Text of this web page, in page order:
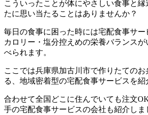
こういったことが体にやさしい食事と
たに思い当たることはありませんか？
毎日の食事に困った時には宅配食事サ
カロリー・塩分控えめの栄養バランス
べられます。
ここでは兵庫県加古川市で作りたての
る、地域密着型の宅配食事サービスを紹
合わせて全国どこに住んでいても注文
手の宅配食事サービスの会社も紹介 しま